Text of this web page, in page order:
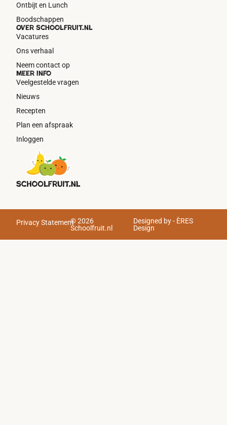
Ontbijt en Lunch
Boodschappen
Meer info
Veelgestelde vragen
Nieuws
Recepten
Plan een afspraak
Inloggen
Over schoolfruit.nl
Vacatures
Ons verhaal
Neem contact op
Privacy Statement© 2026
Schoolfruit.nl
Designed by - ÈRES
Design